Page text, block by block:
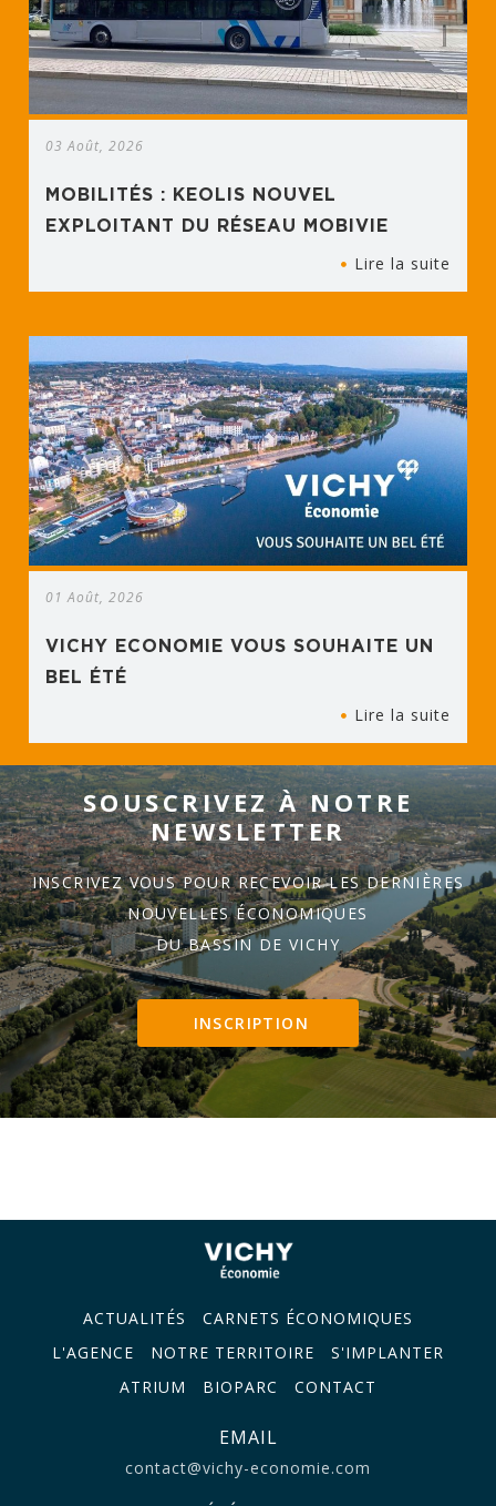
03 Août, 2026
MOBILITÉS : KEOLIS NOUVEL
EXPLOITANT DU RÉSEAU MOBIVIE
Lire la suite
01 Août, 2026
VICHY ECONOMIE VOUS SOUHAITE UN
BEL ÉTÉ
Lire la suite
SOUSCRIVEZ À NOTRE
NEWSLETTER
INSCRIVEZ VOUS POUR RECEVOIR LES DERNIÈRES
NOUVELLES ÉCONOMIQUES
DU BASSIN DE VICHY
INSCRIPTION
ACTUALITÉS
CARNETS ÉCONOMIQUES
L'AGENCE
NOTRE TERRITOIRE
S'IMPLANTER
ATRIUM
BIOPARC CONTACT
EMAIL
contact@vichy-economie.com